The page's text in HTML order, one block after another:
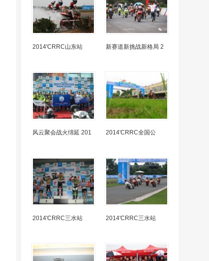
2014'CRRC山东站 新赛道新挑战新格局 2
风云聚会战火绵延 201 2014'CRRC全国公
2014'CRRC三水站 2014'CRRC三水站